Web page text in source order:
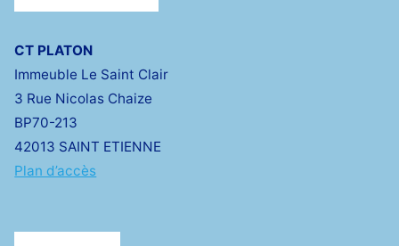
CT PLATON
Immeuble Le Saint Clair
3 Rue Nicolas Chaize
BP70-213
42013 SAINT ETIENNE
Plan d’accès